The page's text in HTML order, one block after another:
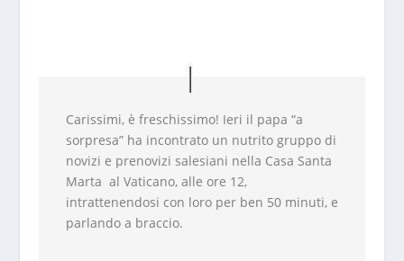
Carissimi, è freschissimo! Ieri il papa “a
sorpresa” ha incontrato un nutrito gruppo di
novizi e prenovizi salesiani nella Casa Santa
Marta al Vaticano, alle ore 12,
intrattenendosi con loro per ben 50 minuti, e
parlando a braccio.